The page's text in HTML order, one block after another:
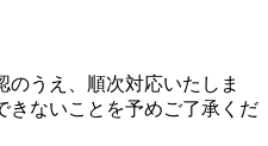
のうえ、順次対応いたしま
きないことを予めご了承くだ